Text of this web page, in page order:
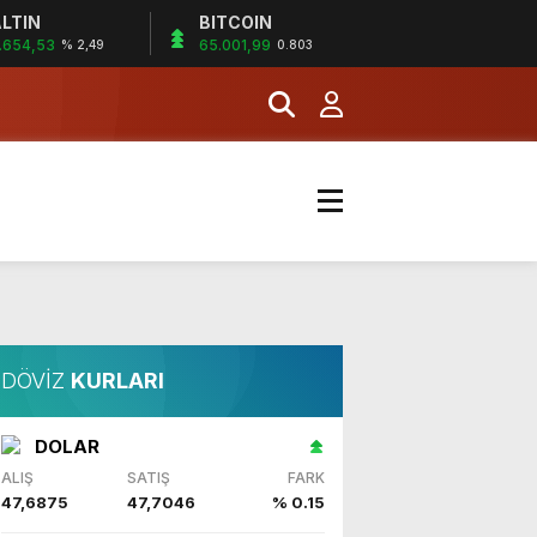
% 2,49
BITCOIN
65.001,99 0.803
DÖVİZ KURLARI
DOLAR
ALIŞ SATIŞ FARK
47,6875 47,7046 % 0.15